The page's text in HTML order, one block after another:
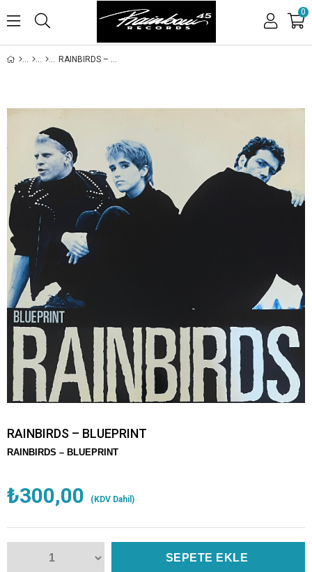
0
RAINBIRDS – BLUEPRINT
RAINBIRDS – BLUEPRINT
RAINBIRDS – BLUEPRINT
₺300,00 (KDV Dahil)